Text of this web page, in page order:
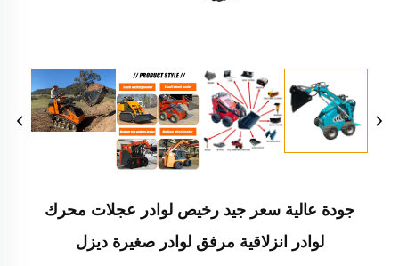
جودة عالية سعر جيد رخيص لوادر عجلات محرك
لوادر انزلاقية مرفق لوادر صغيرة ديزل